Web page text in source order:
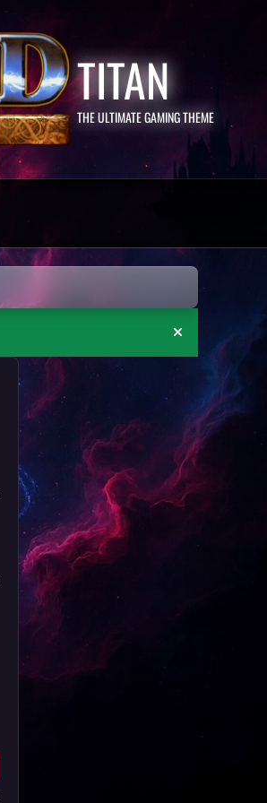
TITAN
THE ULTIMATE GAMING THEME
Ankündigung